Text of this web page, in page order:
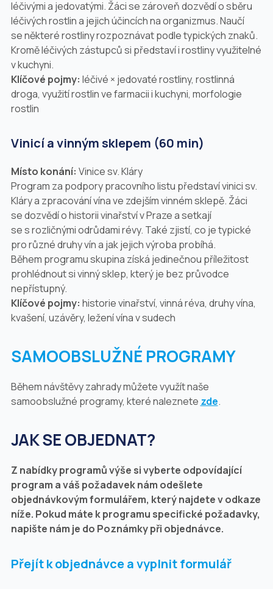
léčivými a jedovatými. Žáci se zároveň dozvědí o sběru
léčivých rostlin a jejich účincích na organizmus. Naučí
se některé rostliny rozpoznávat podle typických znaků.
Kromě léčivých zástupců si představí i rostliny využitelné
v kuchyni.
Klíčové pojmy: léčivé × jedovaté rostliny, rostlinná
droga, využití rostlin ve farmacii i kuchyni, morfologie
rostlin
Vinicí a vinným sklepem (60 min)
Místo konání: Vinice sv. Kláry
Program za podpory pracovního listu představí vinici sv.
Kláry a zpracování vína ve zdejším vinném sklepě. Žáci
se dozvědí o historii vinařství v Praze a setkají
se s rozličnými odrůdami révy. Také zjistí, co je typické
pro různé druhy vín a jak jejich výroba probíhá.
Během programu skupina získá jedinečnou příležitost
prohlédnout si vinný sklep, který je bez průvodce
nepřístupný.
Klíčové pojmy: historie vinařství, vinná réva, druhy vína,
kvašení, uzávěry, ležení vína v sudech
SAMOOBSLUŽNÉ PROGRAMY
Během návštěvy zahrady můžete využít naše
samoobslužné programy, které naleznete zde.
JAK SE OBJEDNAT?
Z nabídky programů výše si vyberte odpovídající
program a váš požadavek nám odešlete
objednávkovým formulářem, který najdete v odkaze
níže. Pokud máte k programu specifické požadavky,
napište nám je do Poznámky při objednávce.
Přejít k objednávce a vyplnit formulář